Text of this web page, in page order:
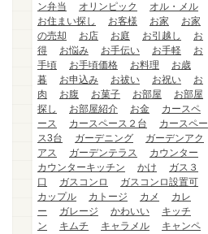
ン弁当
オリンピック
オル・メル
お住まい探し
お客様 お家
お家
の売却
お店 お庭 お引越し
お
得
お悩み お手伝い お手軽
お
手頃
お手頃価格 お料理
お歳
暮
お申込み お祓い お祝い
お
肉
お腹 お菓子 お部屋
お部屋
探し
お部屋紹介 お金
カースペ
ース
カースペース２台
カースペー
ス3台
ガーデニング
ガーデンアク
アス
ガーデンテラス
カウンター
カウンターキッチン
かけ
ガス３
口
ガスコンロ
ガスコンロ設置可
カップル
カトージ カメ
カレ
ー
ガレージ かわいい
キッチ
ン
キムチ キャラメル
キャンペ